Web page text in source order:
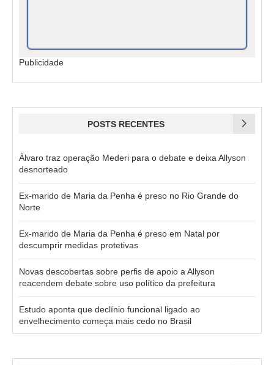
Publicidade
POSTS RECENTES
Álvaro traz operação Mederi para o debate e deixa Allyson
desnorteado
Ex-marido de Maria da Penha é preso no Rio Grande do
Norte
Ex-marido de Maria da Penha é preso em Natal por
descumprir medidas protetivas
Novas descobertas sobre perfis de apoio a Allyson
reacendem debate sobre uso político da prefeitura
Estudo aponta que declínio funcional ligado ao
envelhecimento começa mais cedo no Brasil